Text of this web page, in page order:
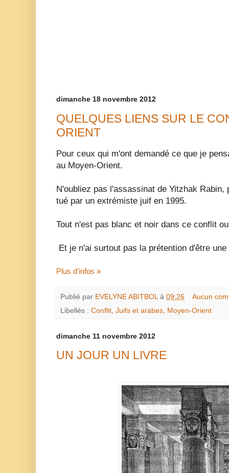
dimanche 18 novembre 2012
QUELQUES LIENS SUR LE
ORIENT
Pour ceux qui m'ont demandé ce que je
au Moyen-Orient.
N'oubliez pas l'assassinat de Yitzhak
tué par un extrémiste juif en 1995.
Tout n'est pas blanc et noir dans ce conflit
Et je n'ai surtout pas la prétention d'être
Plus d'infos »
Publié par EVELYNE ABITBOL à 09:26
Aucun
Libellés : Conflit Juifs et arabes Moyen-Orient
dimanche 11 novembre 2012
UN JOUR UN LIVRE